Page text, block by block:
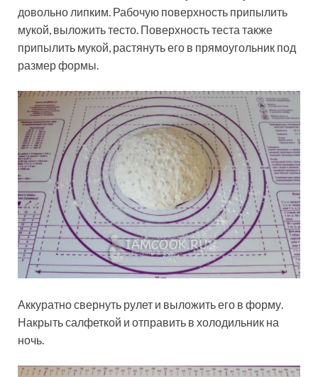
довольно липким. Рабочую поверхность припылить
мукой, выложить тесто. Поверхность теста также
припылить мукой, растянуть его в прямоугольник под
размер формы.
Аккуратно свернуть рулет и выложить его в форму.
Накрыть салфеткой и отправить в холодильник на
ночь.